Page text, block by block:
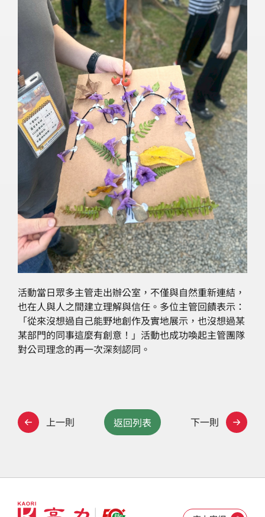
活動當日眾多主管走出辦公室，不僅與自然重新連結，
也在人與人之間建立理解與信任。多位主管回饋表示：
「從來沒想過自己能野地創作及實地展示，也沒想過某
某部門的同事這麼有創意！」活動也成功喚起主管團隊
對公司理念的再一次深刻認同。
上一則 返回列表 下一則